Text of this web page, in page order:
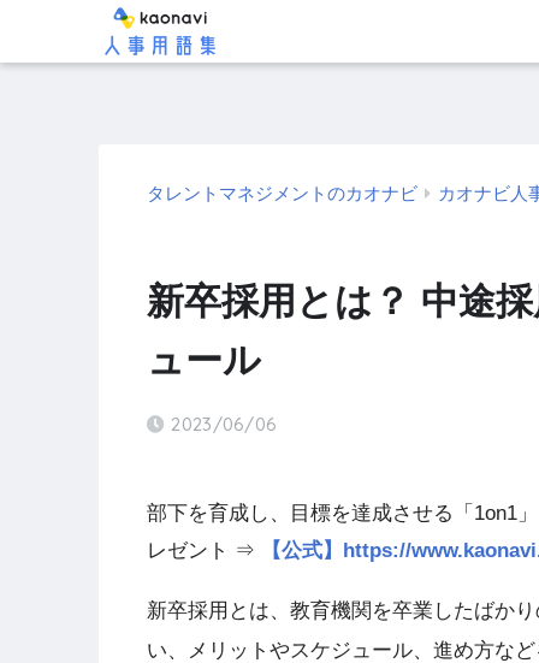
タレントマネジメントのカオナビ カオナビ人
新卒採用とは？ 中途
ュール
2023/06/06
部下を育成し、目標を達成させる「1on1
レゼント ⇒
【公式】https://
新卒採用とは、教育機関を卒業したばか
い、メリットやスケジュール、進め方など